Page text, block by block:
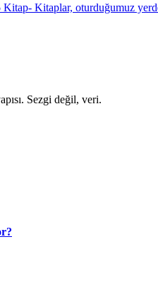
Kitaplar, oturduğumuz
Sezgi değil, veri.